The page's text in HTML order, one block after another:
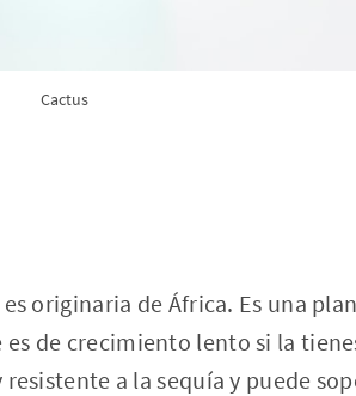
Cactus
originaria de África. Es una
de crecimiento lento si la
a la sequía y puede